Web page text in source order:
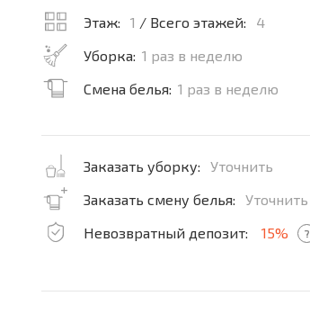
Этаж:
1 / Всего этажей:
4
Уборка: 1 раз в неделю
Смена белья: 1 раз в неделю
Заказать уборку:
Уточнить
Заказать смену белья:
Уточнить
Невозвратный депозит:
15% ?